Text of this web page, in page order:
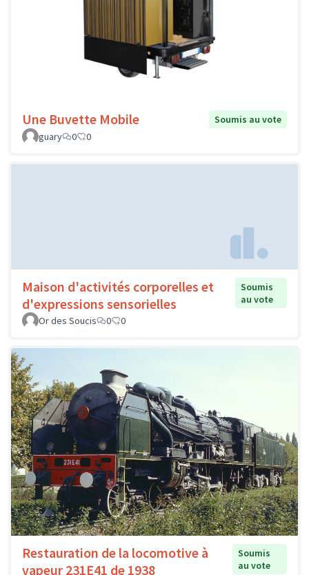
Une Buvette Mobile
Soumis au vote
guary
0 0
Maison d'activités corporelles et
d'expressions sensorielles
Soumis
au vote
Or des Soucis
0 0
Restauration de la locomotive à
vapeur 231E41 de 1938
Soumis
au vote